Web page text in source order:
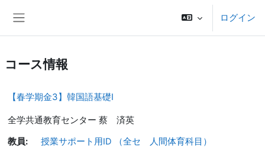
ログイン
コース情報
【春学期金3】韓国語基礎Ⅰ
全学共通教育センター 蔡 済英
教員:
授業サポート用ID （全セ 人間体育科目）